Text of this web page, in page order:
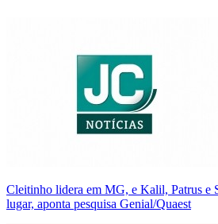
Cleitinho lidera em MG, e Kalil, Patrus e
lugar, aponta pesquisa Genial/Quaest